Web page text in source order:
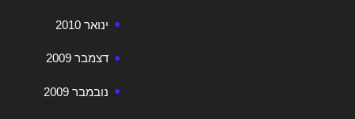
ינואר 2010
דצמבר 2009
נובמבר 2009